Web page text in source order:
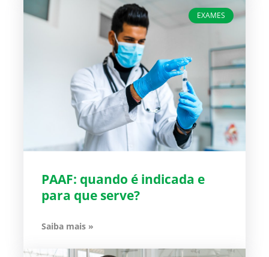
EXAMES
PAAF: quando é indicada e
para que serve?
Saiba mais »